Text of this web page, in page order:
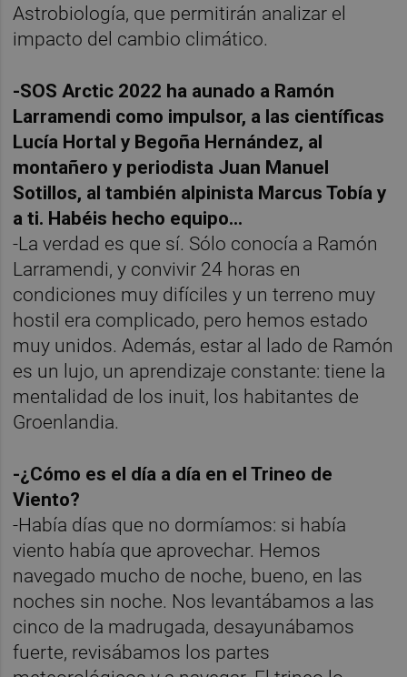
Astrobiología, que permitirán analizar el
impacto del cambio climático.
-SOS Arctic 2022 ha aunado a Ramón
Larramendi como impulsor, a las científicas
Lucía Hortal y Begoña Hernández, al
montañero y periodista Juan Manuel
Sotillos, al también alpinista Marcus Tobía y
a ti. Habéis hecho equipo…
-La verdad es que sí. Sólo conocía a Ramón
Larramendi, y convivir 24 horas en
condiciones muy difíciles y un terreno muy
hostil era complicado, pero hemos estado
muy unidos. Además, estar al lado de Ramón
es un lujo, un aprendizaje constante: tiene la
mentalidad de los inuit, los habitantes de
Groenlandia.
-¿Cómo es el día a día en el Trineo de
Viento?
-Había días que no dormíamos: si había
viento había que aprovechar. Hemos
navegado mucho de noche, bueno, en las
noches sin noche. Nos levantábamos a las
cinco de la madrugada, desayunábamos
fuerte, revisábamos los partes